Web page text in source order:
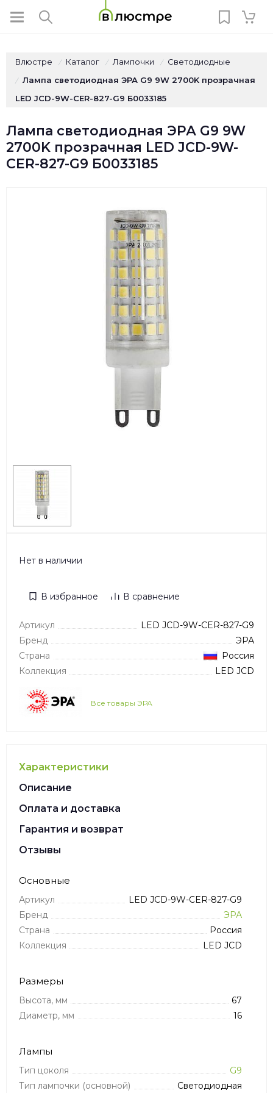
Влюстре / Каталог / Лампочки / Светодиодные
/
Лампа светодиодная ЭРА G9 9W 2700K прозрачная
LED JCD-9W-CER-827-G9 Б0033185
Лампа светодиодная ЭРА G9 9W
2700K прозрачная LED JCD-9W-
CER-827-G9 Б0033185
Нет в наличии
В избранное В сравнение
Артикул
LED JCD-9W-CER-827-G9
Бренд
ЭРА
Страна
Россия
Коллекция
LED JCD
Все товары ЭРА
Характеристики
Описание
Оплата и доставка
Гарантия и возврат
Отзывы
Основные
Артикул
LED JCD-9W-CER-827-G9
Бренд
ЭРА
Страна
Россия
Коллекция
LED JCD
Размеры
Высота, мм
67
Диаметр, мм
16
Лампы
Тип цоколя
G9
Тип лампочки (основной)
Светодиодная